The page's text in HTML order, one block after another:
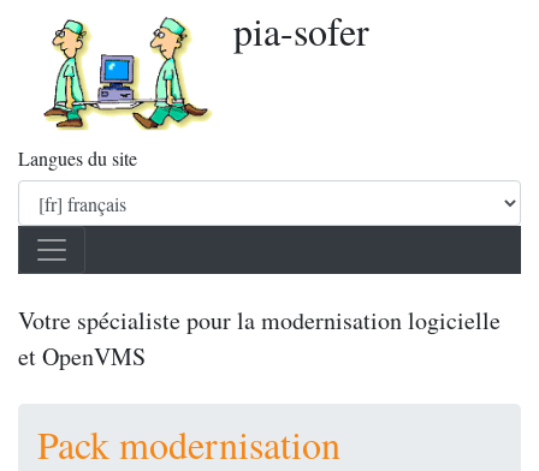
pia-sofer
Langues du site
Votre spécialiste pour la modernisation logicielle
et OpenVMS
Pack modernisation